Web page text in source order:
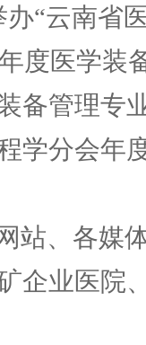
“云南省
度医学装
备管理专
学分会年
、各媒体
企业医